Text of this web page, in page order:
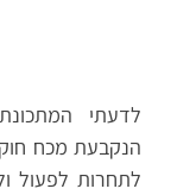
לדעתי
הנקבעת מכח
לתחרות לפעול